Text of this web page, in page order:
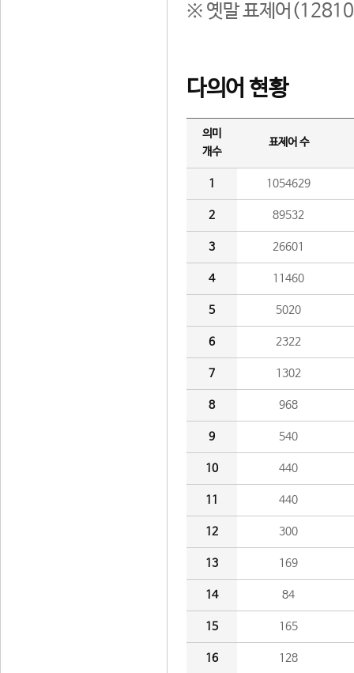
※ 옛말 표제어(12810
다의어 현황
의미
개수
표제어 수
1 1054629
2 89532
3 26601
4 11460
5 5020
6 2322
7 1302
8 968
9 540
10 440
11 440
12 300
13 169
14 84
15 165
16 128